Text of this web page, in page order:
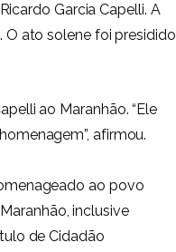
Garcia Capelli. A
O ato solene foi presidido
ao Maranhão. “Ele
afirmou.
ao povo
inclusive
de Cidadão